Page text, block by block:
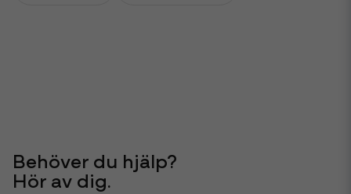
Behöver du hjälp?
Hör av dig.